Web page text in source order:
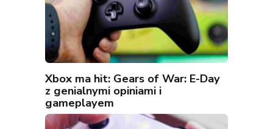
Xbox ma hit: Gears of War: E-Day
z genialnymi opiniami i
gameplayem